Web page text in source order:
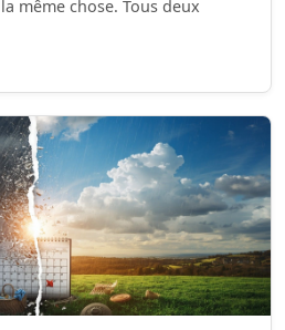
même chose. Tous deux